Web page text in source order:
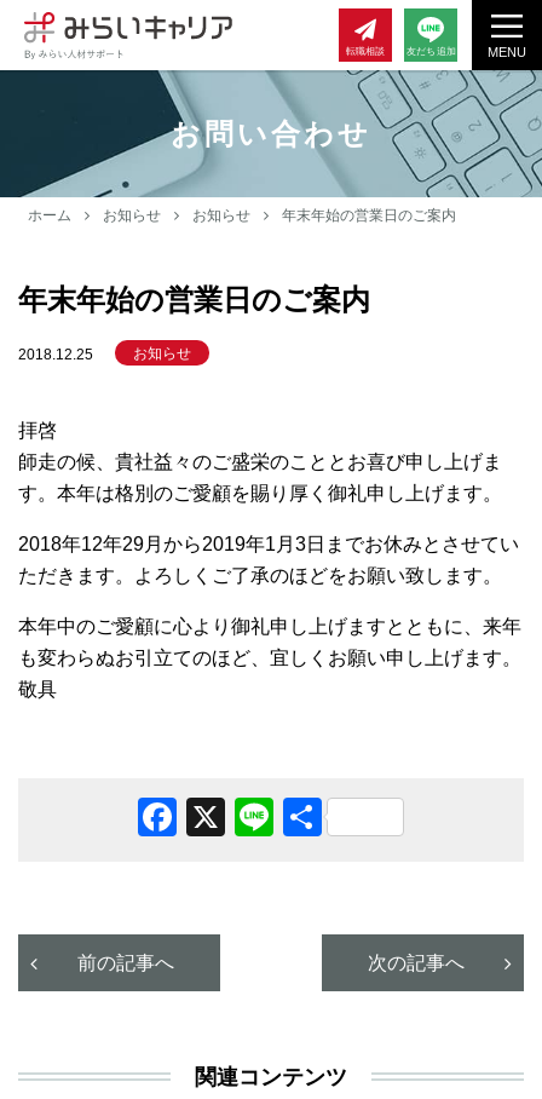
MENU
転職相談 友だち追加
お問い合わせ
ホーム お知らせ お知らせ 年末年始の営業日のご案内
年末年始の営業日のご案内
2018.12.25 お知らせ
拝啓
師走の候、貴社益々のご盛栄のこととお喜び申し上げま
す。本年は格別のご愛顧を賜り厚く御礼申し上げます。
2018年12年29月から2019年1月3日までお休みとさせてい
ただきます。よろしくご了承のほどをお願い致します。
本年中のご愛顧に心より御礼申し上げますとともに、来年
も変わらぬお引立てのほど、宜しくお願い申し上げます。
敬具
Facebook
X Line共
前の記事へ 次の記事へ
関連コンテンツ